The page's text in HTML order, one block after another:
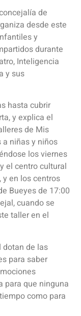
de
desde este
y
durante
Inteligencia
y sus
hasta cubrir
y explica el
de Mis
niñas y niños
los viernes
el centro cultural
y en los centros
Bueyes de 17:00
cuando se
taller en el
dotan de las
para saber
para que ninguna
como para